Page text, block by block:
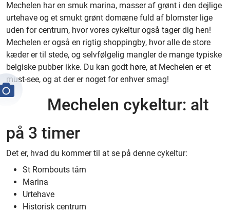
Mechelen har en smuk marina, masser af grønt i den dejlige
urtehave og et smukt grønt domæne fuld af blomster lige
uden for centrum, hvor vores cykeltur også tager dig hen!
Mechelen er også en rigtig shoppingby, hvor alle de store
kæder er til stede, og selvfølgelig mangler de mange typiske
belgiske pubber ikke. Du kan godt høre, at Mechelen er et
must-see, og at der er noget for enhver smag!
Mechelen cykeltur: alt
på 3 timer
Det er, hvad du kommer til at se på denne cykeltur:
St Rombouts tårn
Marina
Urtehave
Historisk centrum